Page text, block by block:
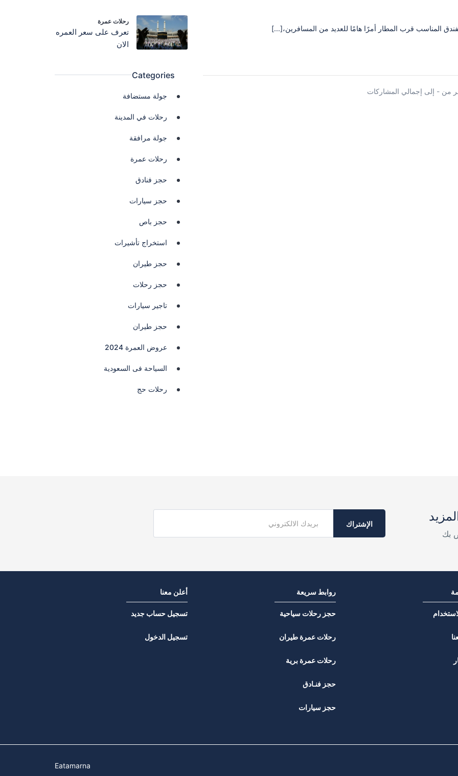
المناسب قرب المطار أمرًا هامًا للعديد من المسافرين،[...]
من - إلى إجمالي المشاركات
رحلات عمرة
تعرف على سعر العمره
الان
Categories
جولة مستضافة
رحلات في المدينة
جولة مرافقة
رحلات عمرة
حجز فنادق
حجز سيارات
حجز باص
استخراج تأشيرات
حجز طيران
حجز رحلات
تاجير سيارات
حجز طيران
عروض العمرة 2024
السياحة فى السعودية
رحلات حج
بك
الإشتراك
روابط سريعة
حجز رحلات سياحية
رحلات عمرة طيران
رحلات عمرة برية
حجز فنـادق
حجز سيارات
أعلن معنا
تسجيل حساب جديد
تسجيل الدخول
Eatamarna